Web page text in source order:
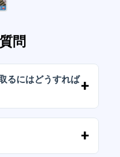
問
るにはどうすれば